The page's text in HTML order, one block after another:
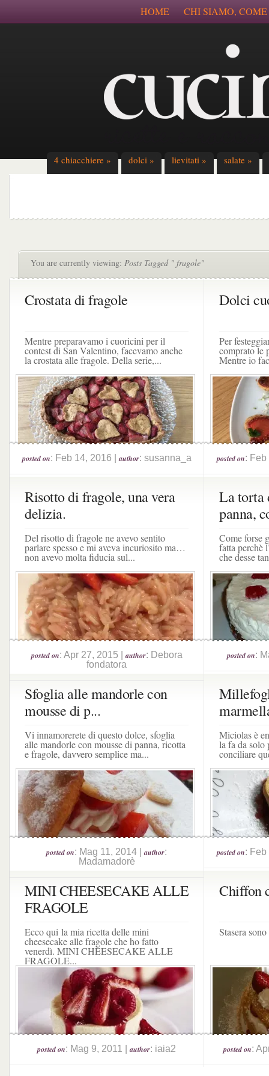
HOME CHI SIAMO,
4 chiacchiere » dolci » lievitati » salate »
You are currently viewing: Posts Tagged " fragole"
Crostata di fragole
Mentre preparavamo i cuoricini per il
contest di San Valentino, facevamo anche
la crostata alle fragole. Della serie,...
posted on: Feb 14, 2016 |author: susanna_a
Dolci
Per
comprato le
Mentre io
posted on:
Risotto di fragole, una vera
delizia.
Del risotto di fragole ne avevo sentito
parlare spesso e mi aveva incuriosito ma…
non avevo molta fiducia sul...
posted on: Apr 27, 2015 |author: Debora
fondatora
La torta
panna,
Come forse
fatta perchè
che desse
posted on:
Sfoglia alle mandorle con
mousse di p...
Vi innamorerete di questo dolce, sfoglia
alle mandorle con mousse di panna, ricotta
e fragole, davvero semplice ma...
posted on: Mag 11, 2014 |author:
Madamadorè
Miciolas è
la fa da solo
conciliare
posted on:
MINI CHEESECAKE ALLE
FRAGOLE
Ecco qui la mia ricetta delle mini
cheesecake alle fragole che ho fatto
venerdì. MINI CHEESECAKE ALLE
FRAGOLE...
posted on: Mag 9, 2011 |author: iaia2
Chiffon
Stasera
posted on: